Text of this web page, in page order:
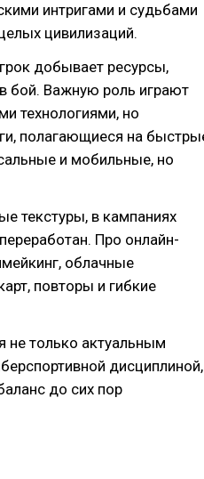
интригами и судьбами
цивилизаций.
добывает ресурсы,
бой. Важную роль играют
технологиями, но
полагающиеся на
и мобильные, но
текстуры, в кампаниях
Про онлайн-
облачные
повторы и гибкие
не только актуальным
дисциплиной,
до сих пор